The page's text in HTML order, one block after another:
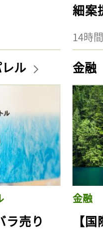
細案
14時
ル
ラ売り
金融
金融
【